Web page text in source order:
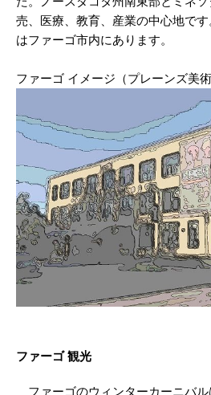
売、医療、教育、産業の中心地で
はファーゴ市内にあります。
ファーゴ イメージ（プレーンズ美術
ファーゴ 観光
ファーゴのウィンターカーニバル